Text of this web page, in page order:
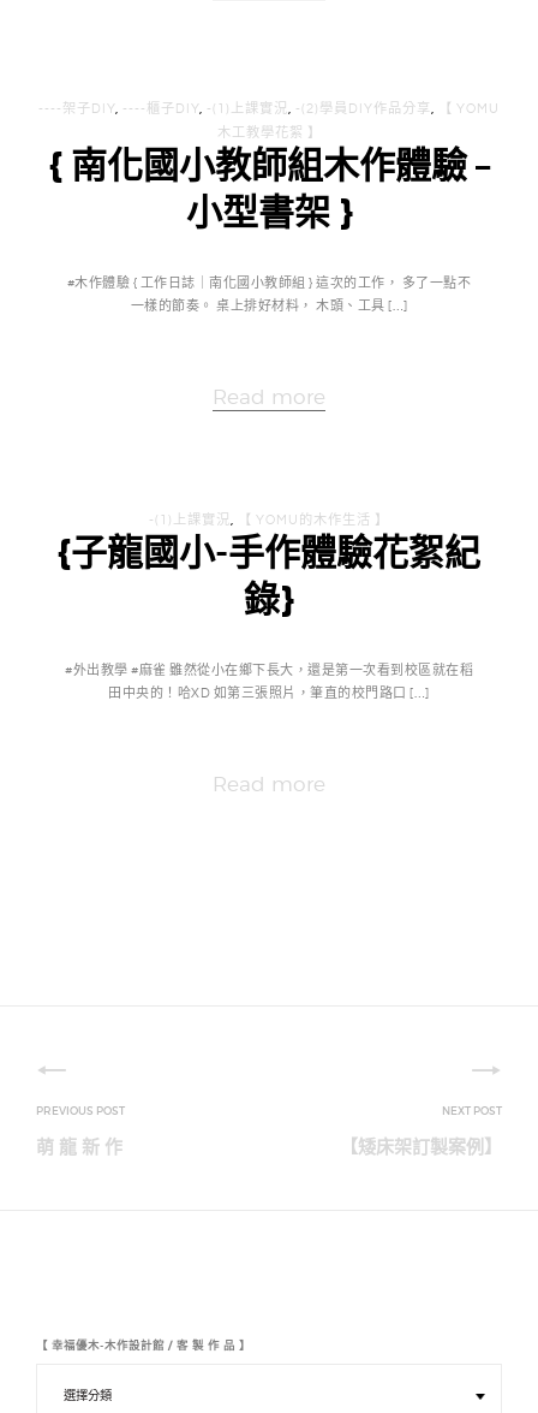
----架子DIY, ----櫃子DIY, -(1)上課實況, -(2)學員DIY作品分享,
【 YOMU
木工教學花絮 】
{ 南化國小教師組木作體驗 –
小型書架 }
#木作體驗 { 工作日誌｜南化國小教師組 } 這次的工作， 多了一點不
一樣的節奏。 桌上排好材料， 木頭、工具 […]
Read more
-(1)上課實況, 【 YOMU的木作生活 】
{子龍國小-手作體驗花絮紀
錄}
#外出教學 #麻雀 雖然從小在鄉下長大，還是第一次看到校區就在稻
田中央的！哈XD 如第三張照片，筆直的校門路口 […]
Read more
文
章萌 龍 新 作 【矮床架訂製案例】
【 幸福優木-木作設計館 / 客 製 作 品 】